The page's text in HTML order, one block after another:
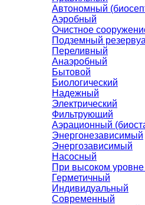
Автономный
Аэробный
Очистное
Подземный
Переливный
Анаэробный
Бытовой
Биологический
Надежный
Электрический
Фильтрующий
Аэрационный
Энергонезависимый
Энергозависимый
Насосный
При высоком уровне
Герметичный
Индивидуальный
Современный